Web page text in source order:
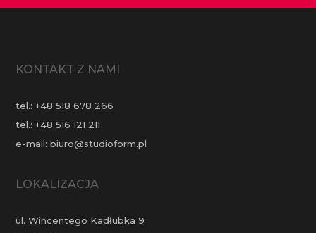
KONTAKT Z NAMI
tel.:+48 518 678 266
tel.:+48 516 121 211
e-mail:biuro@studioform.pl
LOKALIZACJA
ul. Wincentego Kadłubka 9